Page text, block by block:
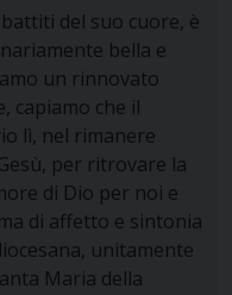
del suo cuore, è
bella e
un rinnovato
capiamo che il
lì, nel rimanere
per ritrovare la
di Dio per noi e
di affetto e sintonia
unitamente
Maria della